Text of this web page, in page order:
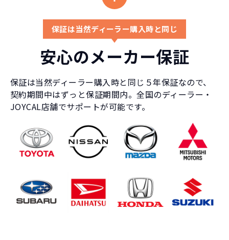
保証は当然ディーラー購入時と同じ
安心のメーカー保証
保証は当然ディーラー購入時と同じ５年保証なので、
契約期間中はずっと保証期間内。全国のディーラー・
JOYCAL店舗でサポートが可能です。